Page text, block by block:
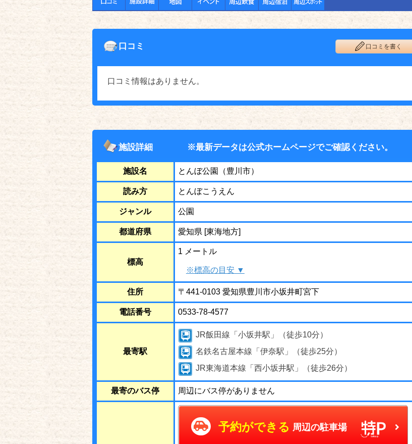
口コミ 口コミを書く
口コミ情報はありません。
施設詳細 ※最新データは公式ホームページでご確認ください。
施設名 とんぼ公園（豊川市）
読み方 とんぼこうえん
ジャンル 公園
都道府県 愛知県 [東海地方]
標高
1 メートル
※標高の目安 ▼
住所 〒441-0103 愛知県豊川市小坂井町宮下
電話番号 0533-78-4577
最寄駅
JR飯田線「小坂井駅」（徒歩10分）
名鉄名古屋本線「伊奈駅」（徒歩25分）
JR東海道本線「西小坂井駅」（徒歩26分）
最寄のバス停 周辺にバス停がありません
予約ができる 周辺の駐車場